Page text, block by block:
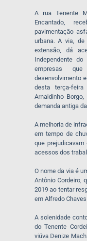
A rua Tenente
Encantado,
pavimentação
urbana. A via, de
extensão, dá
Independente
empresas
desenvolvimento
desta terça-
Arnaldinho
demanda antiga
A melhoria de
em tempo de
que
acessos dos
O nome da via é
Antônio Cordeiro,
2019 ao tentar
em Alfredo
A solenidade
do Tenente
viúva Denize